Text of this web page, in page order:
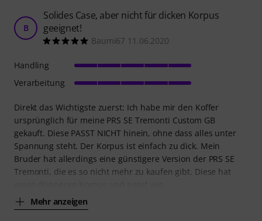
B
Solides Case, aber nicht für dicken Korpus
geeignet!
Baumi67 11.06.2020
Direkt das Wichtigste zuerst: Ich habe mir den Koffer
ursprünglich für meine PRS SE Tremonti Custom GB
gekauft. Diese PASST NICHT hinein, ohne dass alles unter
Spannung steht. Der Korpus ist einfach zu dick. Mein
Bruder hat allerdings eine günstigere Version der PRS SE
Tremonti, die es so nicht mehr zu kaufen gibt. Diese hat
Mehr anzeigen
Handling
Verarbeitung